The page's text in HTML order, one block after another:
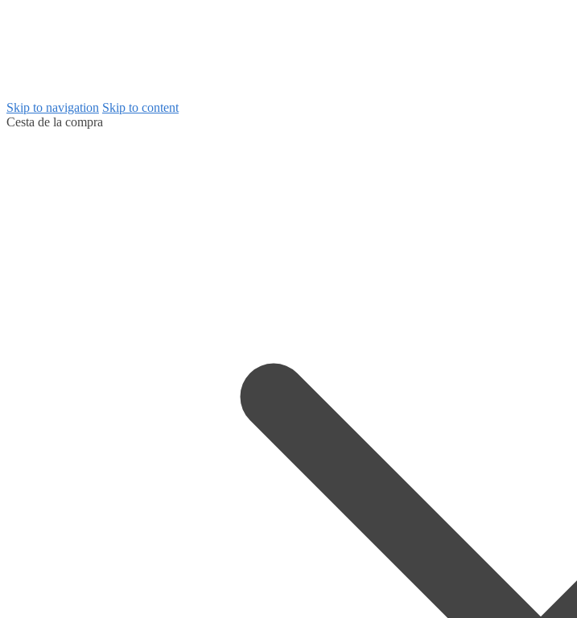
Skip to navigation Skip to content
Cesta de la compra